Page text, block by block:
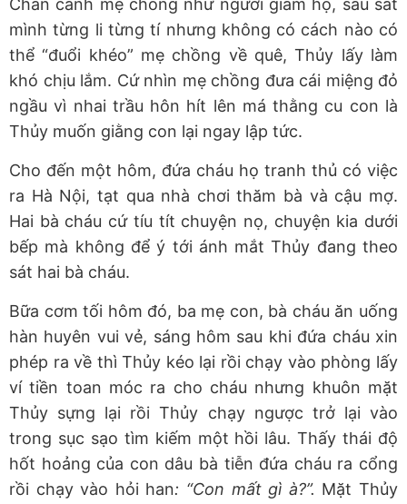
Chán cảnh mẹ chồng như người giám hộ, sâu sát
mình từng li từng tí nhưng không có cách nào có
thể “đuổi khéo” mẹ chồng về quê, Thủy lấy làm
khó chịu lắm. Cứ nhìn mẹ chồng đưa cái miệng đỏ
ngầu vì nhai trầu hôn hít lên má thằng cu con là
Thủy muốn giằng con lại ngay lập tức.
Cho đến một hôm, đứa cháu họ tranh thủ có việc
ra Hà Nội, tạt qua nhà chơi thăm bà và cậu mợ.
Hai bà cháu cứ tíu tít chuyện nọ, chuyện kia dưới
bếp mà không để ý tới ánh mắt Thủy đang theo
sát hai bà cháu.
Bữa cơm tối hôm đó, ba mẹ con, bà cháu ăn uống
hàn huyên vui vẻ, sáng hôm sau khi đứa cháu xin
phép ra về thì Thủy kéo lại rồi chạy vào phòng lấy
ví tiền toan móc ra cho cháu nhưng khuôn mặt
Thủy sựng lại rồi Thủy chạy ngược trở lại vào
trong sục sạo tìm kiếm một hồi lâu. Thấy thái độ
hốt hoảng của con dâu bà tiễn đứa cháu ra cổng
rồi chạy vào hỏi han: “Con mất gì à?”. Mặt Thủy